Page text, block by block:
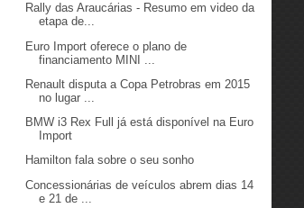
Rally das Araucárias - Resumo em video da
etapa de...
Euro Import oferece o plano de
financiamento MINI ...
Renault disputa a Copa Petrobras em 2015
no lugar ...
BMW i3 Rex Full já está disponível na Euro
Import
Hamilton fala sobre o seu sonho
Concessionárias de veículos abrem dias 14
e 21 de ...